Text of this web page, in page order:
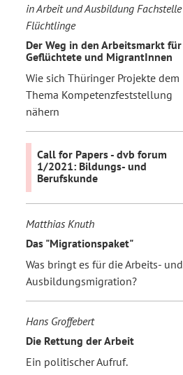
in Arbeit und Ausbildung Fachstelle
Flüchtlinge
Der Weg in den Arbeitsmarkt für
Geflüchtete und MigrantInnen
Wie sich Thüringer Projekte dem
Thema Kompetenzfeststellung
nähern
Call for Papers - dvb forum
1/2021: Bildungs- und
Berufskunde
Matthias Knuth
Das "Migrationspaket"
Was bringt es für die Arbeits- und
Ausbildungsmigration?
Hans Groffebert
Die Rettung der Arbeit
Ein politischer Aufruf.